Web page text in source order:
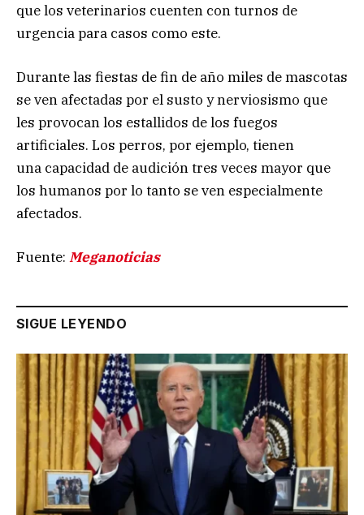
que los veterinarios cuenten con turnos de
urgencia para casos como este.
Durante las fiestas de fin de año miles de mascotas
se ven afectadas por el susto y nerviosismo que
les provocan los estallidos de los fuegos
artificiales. Los perros, por ejemplo, tienen
una capacidad de audición tres veces mayor que
los humanos por lo tanto se ven especialmente
afectados.
Fuente: Meganoticias
SIGUE LEYENDO